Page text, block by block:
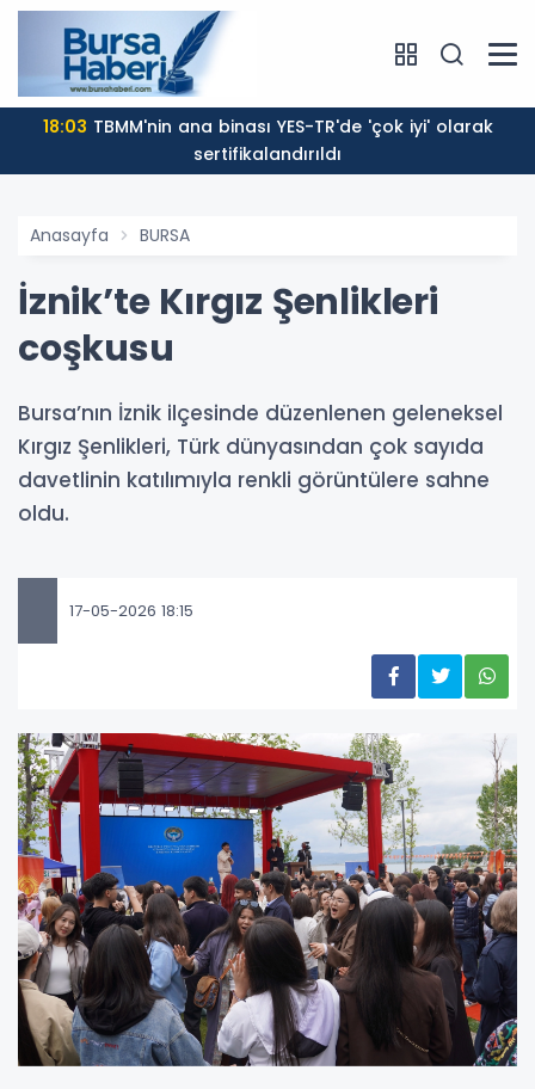
18:03
sertifikalandırıldı
Anasayfa BURSA
İznik’te Kırgız Şenlikleri
coşkusu
Bursa’nın İznik ilçesinde düzenlenen geleneksel
Kırgız Şenlikleri, Türk dünyasından çok sayıda
davetlinin katılımıyla renkli görüntülere sahne
oldu.
17-05-2026 18:15